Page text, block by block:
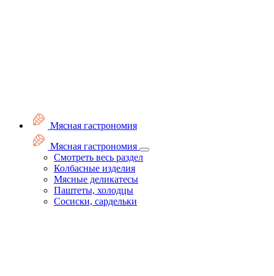
Мясная гастрономия
Мясная гастрономия
Смотреть весь раздел
Колбасные изделия
Мясные деликатесы
Паштеты, холодцы
Сосиски, сардельки